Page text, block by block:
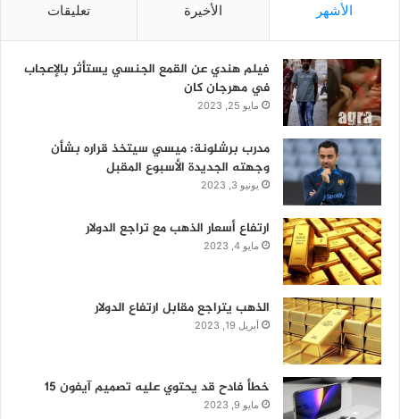
الأشهر الأخيرة تعليقات
فيلم هندي عن القمع الجنسي يستأثر بالإعجاب
في مهرجان كان
مايو 25, 2023
مدرب برشلونة: ميسي سيتخذ قراره بشأن
وجهته الجديدة الأسبوع المقبل
يونيو 3, 2023
ارتفاع أسعار الذهب مع تراجع الدولار
مايو 4, 2023
الذهب يتراجع مقابل ارتفاع الدولار
أبريل 19, 2023
خطأ فادح قد يحتوي عليه تصميم آيفون 15
مايو 9, 2023